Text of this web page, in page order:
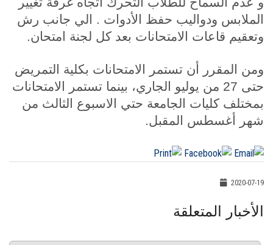
الملابس ودواليب حفظ الأدوات . الي جانب رش
وتعقيم قاعات الامتحانات بعد كل لجنة امتحان.
ومن المقرر أن تستمر الامتحانات بكلية التمريض
حتى 27 من يوليو الجاري، بينما تستمر الامتحانات
بمختلف كليات الجامعة حتي الاسبوع الثالث من
شهر أغسطس المقبل.
2020-07-19
الأخبار المتعلقة